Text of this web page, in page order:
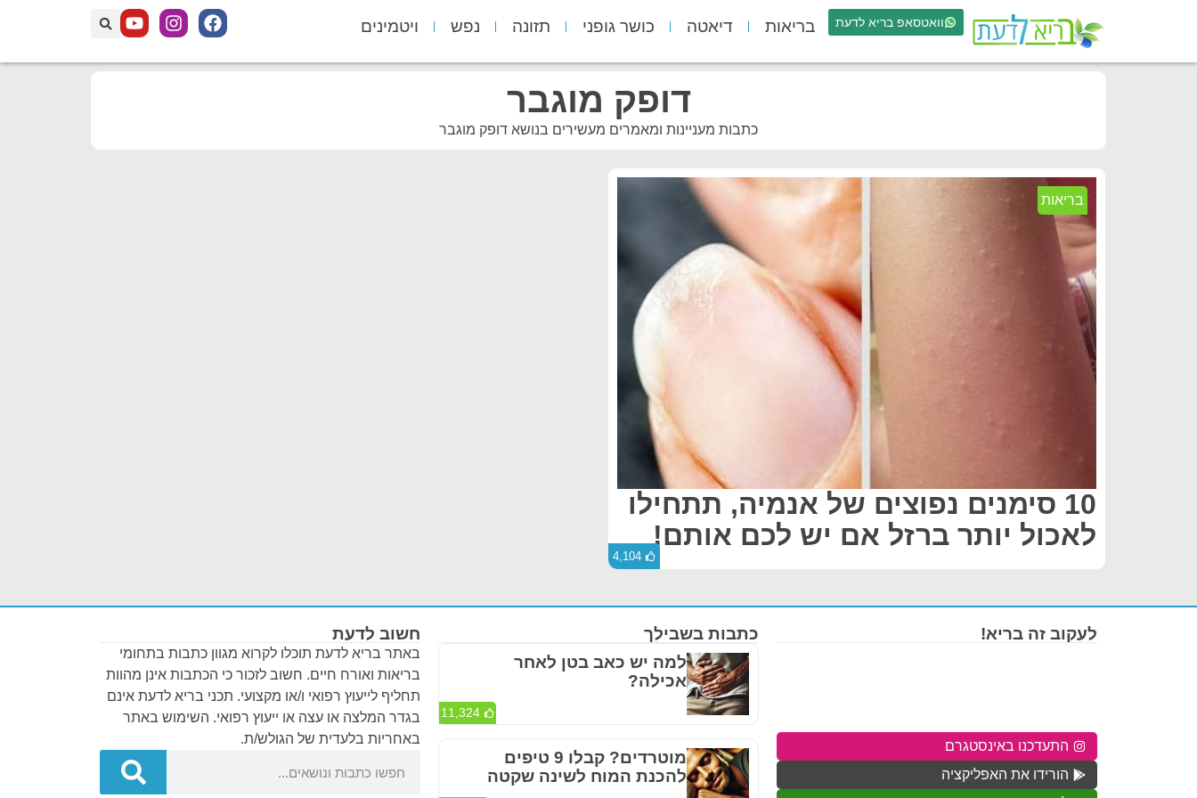
וואטסאפ בריא לדעת בריאות דיאטה כושר גופני תזונה נפש ויטמינים
דופק מוגבר
כתבות מעניינות ומאמרים מעשירים בנושא דופק מוגבר
בריאות
10 סימנים נפוצים של אנמיה, תתחילו
לאכול יותר ברזל אם יש לכם אותם!
4,104
חשוב לדעת
באתר בריא לדעת תוכלו לקרוא מגוון כתבות בתחומי
בריאות ואורח חיים. חשוב לזכור כי הכתבות אינן מהוות
תחליף לייעוץ רפואי ו/או מקצועי. תכני בריא לדעת אינם
בגדר המלצה או עצה או ייעוץ רפואי. השימוש באתר
באחריות בלעדית של הגולש/ת.
כתבות בשבילך
למה יש כאב בטן לאחר
אכילה?
11,324
מוטרדים? קבלו 9 טיפים
להכנת המוח לשינה שקטה
לעקוב זה בריא!
התעדכנו באינסטגרם
הורידו את האפליקציה